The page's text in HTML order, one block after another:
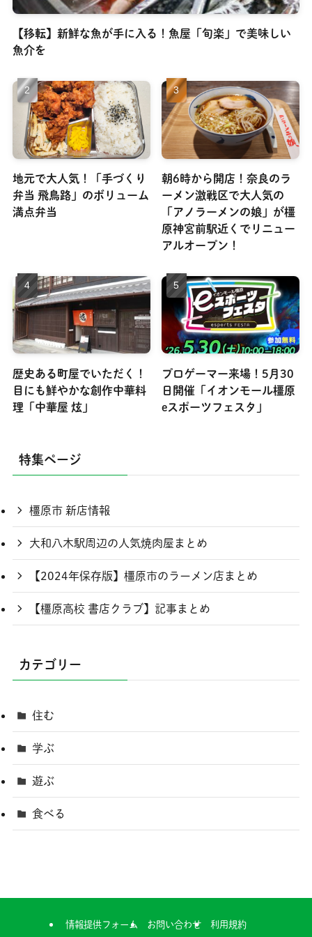
【移転】新鮮な魚が手に入る！魚屋「旬楽」で美味しい
魚介を
地元で大人気！「手づくり
弁当 飛鳥路」のボリューム
満点弁当
朝6時から開店！奈良のラ
ーメン激戦区で大人気の
「アノラーメンの娘」が橿
原神宮前駅近くでリニュー
アルオープン！
歴史ある町屋でいただく！
目にも鮮やかな創作中華料
理「中華屋 炫」
プロゲーマー来場！5月30
日開催「イオンモール橿原
eスポーツフェスタ」
特集ページ
橿原市 新店情報
大和八木駅周辺の人気焼肉屋まとめ
【2024年保存版】橿原市のラーメン店まとめ
【橿原高校 書店クラブ】記事まとめ
カテゴリー
住む
学ぶ
遊ぶ
食べる
情報提供フォーム お問い合わせ 利用規約